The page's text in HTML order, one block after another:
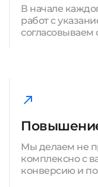
В начале
работ с
Мы делаем не
комплексно с
конверсию и